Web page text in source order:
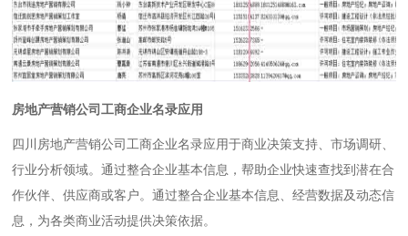
房地产营销公司工商企业名录应用
四川房地产营销公司工商企业名录应用于商业决策支持、市场调研、
行业分析领域。通过整合企业基本信息，帮助企业快速查找到潜在合
作伙伴、供应商或客户。通过整合企业基本信息、经营数据及动态信
息，为各类商业活动提供决策依据。